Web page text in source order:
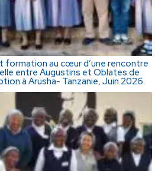
formation au cœur d’une rencontre
entre Augustins et Oblates de
à Arusha- Tanzanie, Juin 2026.